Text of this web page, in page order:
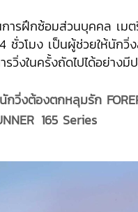
ารฝึกซ้อมส่วนบุคคล เม
ชั่วโมง เป็นผู้ช่วยให้นัก
รวิ่งในครั้งถัดไปได้อย่างมี
กวิ่งต้องตกหลุมรัก
165 Series